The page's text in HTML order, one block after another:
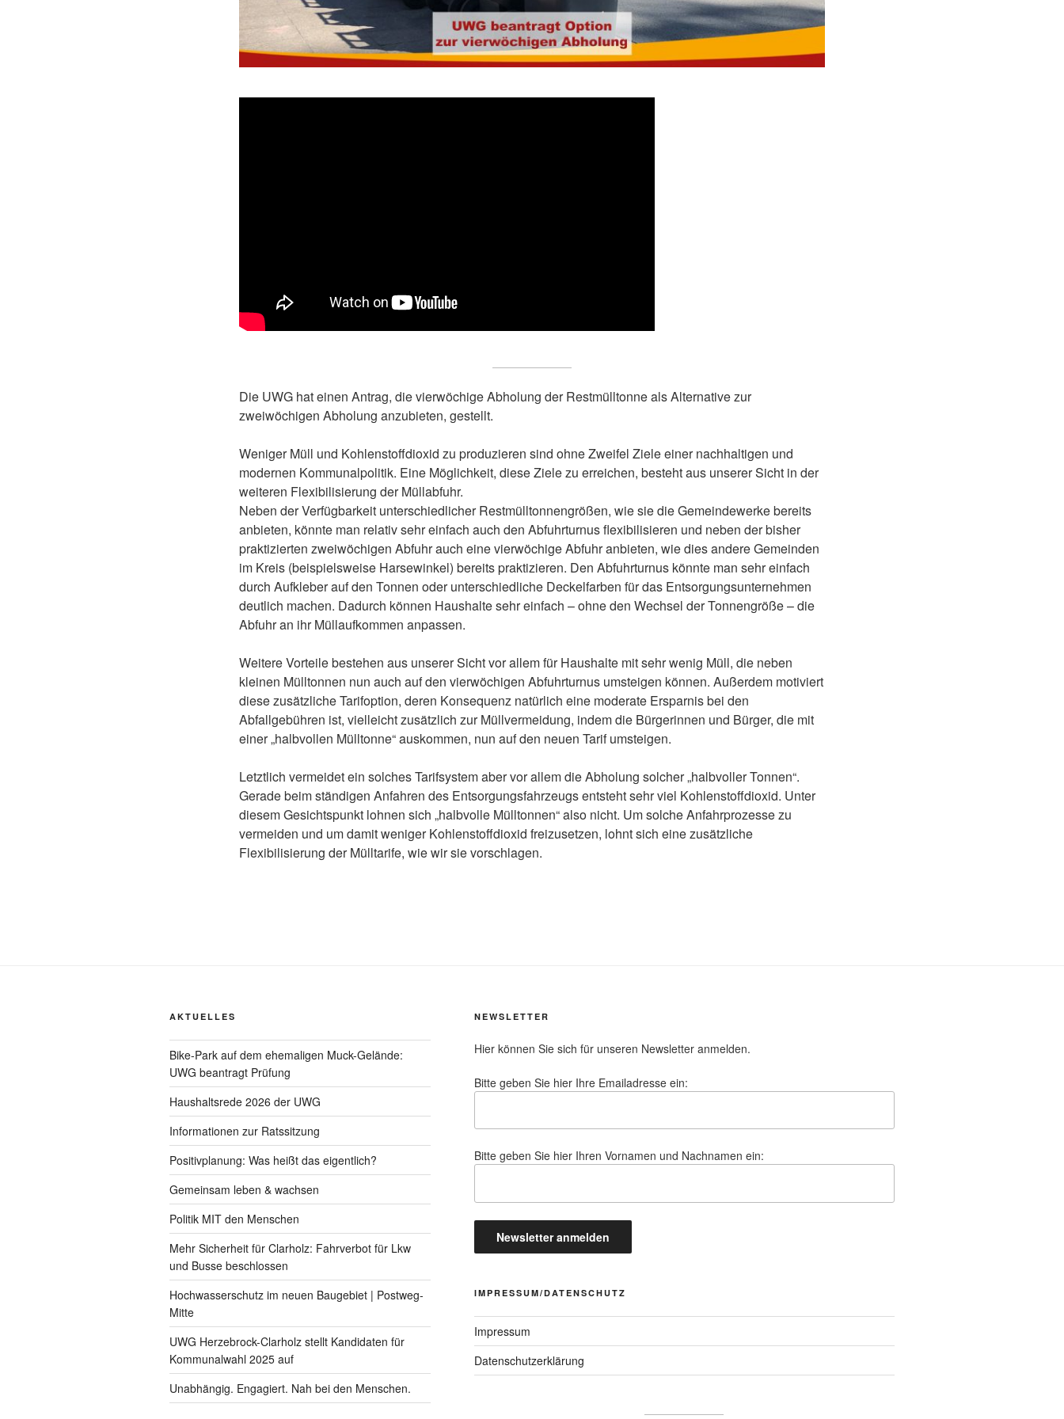
Die UWG hat einen Antrag, die vierwöchige Abholung der Restmülltonne als Alternative zur
zweiwöchigen Abholung anzubieten, gestellt.
Weniger Müll und Kohlenstoffdioxid zu produzieren sind ohne Zweifel Ziele einer nachhaltigen und
modernen Kommunalpolitik. Eine Möglichkeit, diese Ziele zu erreichen, besteht aus unserer Sicht in der
weiteren Flexibilisierung der Müllabfuhr.
Neben der Verfügbarkeit unterschiedlicher Restmülltonnengrößen, wie sie die Gemeindewerke bereits
anbieten, könnte man relativ sehr einfach auch den Abfuhrturnus flexibilisieren und neben der bisher
praktizierten zweiwöchigen Abfuhr auch eine vierwöchige Abfuhr anbieten, wie dies andere Gemeinden
im Kreis (beispielsweise Harsewinkel) bereits praktizieren. Den Abfuhrturnus könnte man sehr einfach
durch Aufkleber auf den Tonnen oder unterschiedliche Deckelfarben für das Entsorgungsunternehmen
deutlich machen. Dadurch können Haushalte sehr einfach – ohne den Wechsel der Tonnengröße – die
Abfuhr an ihr Müllaufkommen anpassen.
Weitere Vorteile bestehen aus unserer Sicht vor allem für Haushalte mit sehr wenig Müll, die neben
kleinen Mülltonnen nun auch auf den vierwöchigen Abfuhrturnus umsteigen können. Außerdem motiviert
diese zusätzliche Tarifoption, deren Konsequenz natürlich eine moderate Ersparnis bei den
Abfallgebühren ist, vielleicht zusätzlich zur Müllvermeidung, indem die Bürgerinnen und Bürger, die mit
einer „halbvollen Mülltonne“ auskommen, nun auf den neuen Tarif umsteigen.
Letztlich vermeidet ein solches Tarifsystem aber vor allem die Abholung solcher „halbvoller Tonnen“.
Gerade beim ständigen Anfahren des Entsorgungsfahrzeugs entsteht sehr viel Kohlenstoffdioxid. Unter
diesem Gesichtspunkt lohnen sich „halbvolle Mülltonnen“ also nicht. Um solche Anfahrprozesse zu
vermeiden und um damit weniger Kohlenstoffdioxid freizusetzen, lohnt sich eine zusätzliche
Flexibilisierung der Mülltarife, wie wir sie vorschlagen.
AKTUELLES
Bike-Park auf dem ehemaligen Muck-Gelände:
UWG beantragt Prüfung
Haushaltsrede 2026 der UWG
Informationen zur Ratssitzung
Positivplanung: Was heißt das eigentlich?
Gemeinsam leben & wachsen
Politik MIT den Menschen
Mehr Sicherheit für Clarholz: Fahrverbot für Lkw
und Busse beschlossen
Hochwasserschutz im neuen Baugebiet | Postweg-
Mitte
UWG Herzebrock-Clarholz stellt Kandidaten für
Kommunalwahl 2025 auf
Unabhängig. Engagiert. Nah bei den Menschen.
NEWSLETTER
Hier können Sie sich für unseren Newsletter anmelden.
Bitte geben Sie hier Ihre Emailadresse ein:
Bitte geben Sie hier Ihren Vornamen und Nachnamen ein:
IMPRESSUM/DATENSCHUTZ
Impressum
Datenschutzerklärung